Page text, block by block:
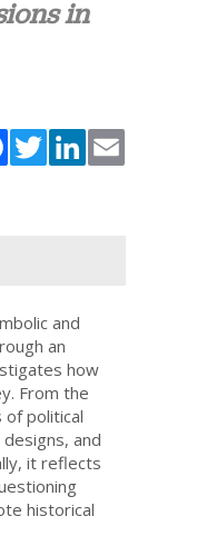
in
FacebookTwitterLinkedIn
and
an
how
From the
political
and
it reflects
historical